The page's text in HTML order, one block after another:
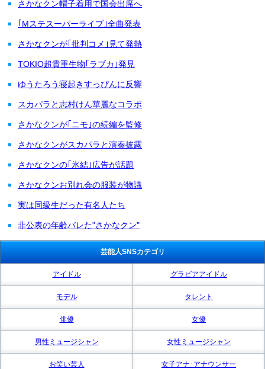
さかなクン帽子着用で国会出席へ
｢Mステスーパーライブ｣全曲発表
さかなクンが｢批判コメ｣見て発熱
TOKIO超貴重生物｢ラブカ｣発見
ゆうたろう寝起きすっぴんに反響
スカパラと志村けん華麗なコラボ
さかなクンが｢ニモ｣の続編を監修
さかなクンがスカパラと演奏披露
さかなクンの｢氷結｣広告が話題
さかなクンお別れ会の服装が物議
実は同級生だった有名人たち
非公表の年齢バレた"さかなクン"
芸能人SNSカテゴリ
アイドル グラビアアイドル
モデル タレント
俳優 女優
男性ミュージシャン 女性ミュージシャン
お笑い芸人 女子アナ･アナウンサー